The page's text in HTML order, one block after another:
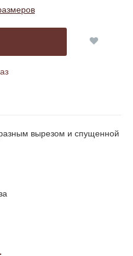
вырезом и спущенной